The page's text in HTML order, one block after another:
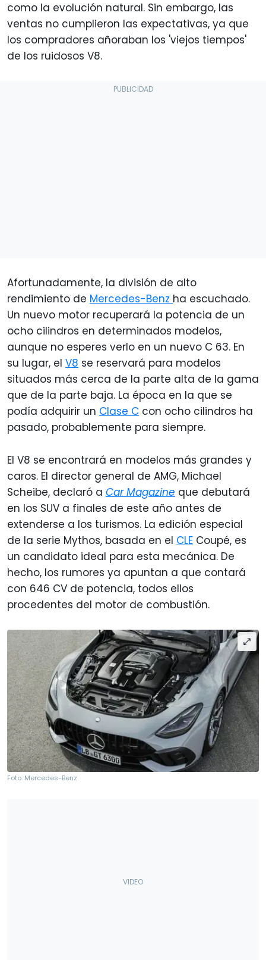
como la evolución natural. Sin embargo, las
ventas no cumplieron las expectativas, ya que
los compradores añoraban los 'viejos tiempos'
de los ruidosos V8.
Afortunadamente, la división de alto
rendimiento de Mercedes-Benz ha escuchado.
Un nuevo motor recuperará la potencia de un
ocho cilindros en determinados modelos,
aunque no esperes verlo en un nuevo C 63. En
su lugar, el V8 se reservará para modelos
situados más cerca de la parte alta de la gama
que de la parte baja. La época en la que se
podía adquirir un Clase C con ocho cilindros ha
pasado, probablemente para siempre.
El V8 se encontrará en modelos más grandes y
caros. El director general de AMG, Michael
Scheibe, declaró a Car Magazine que debutará
en los SUV a finales de este año antes de
extenderse a los turismos. La edición especial
de la serie Mythos, basada en el CLE Coupé, es
un candidato ideal para esta mecánica. De
hecho, los rumores ya apuntan a que contará
con 646 CV de potencia, todos ellos
procedentes del motor de combustión.
Foto: Mercedes-Benz